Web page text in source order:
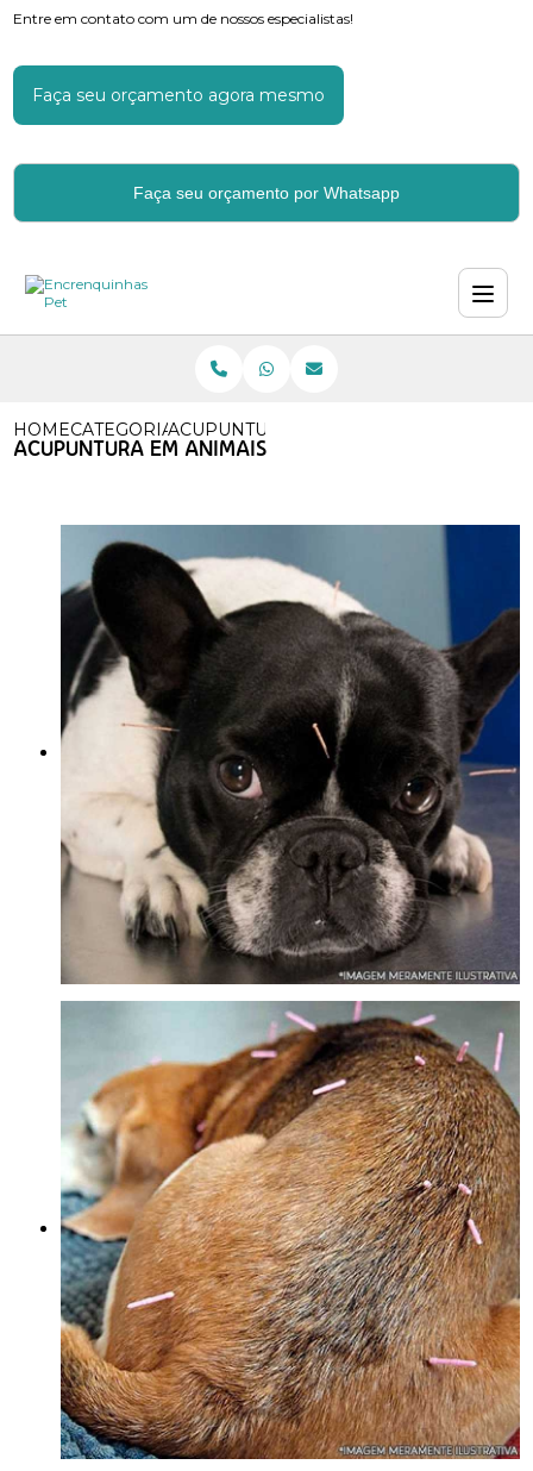
Entre em contato com um de nossos especialistas!
Faça seu orçamento agora mesmo
Faça seu orçamento por Whatsapp
HOMECATEGORIASACUPUNTURA EM ANIMAIS
ACUPUNTURA EM ANIMAIS